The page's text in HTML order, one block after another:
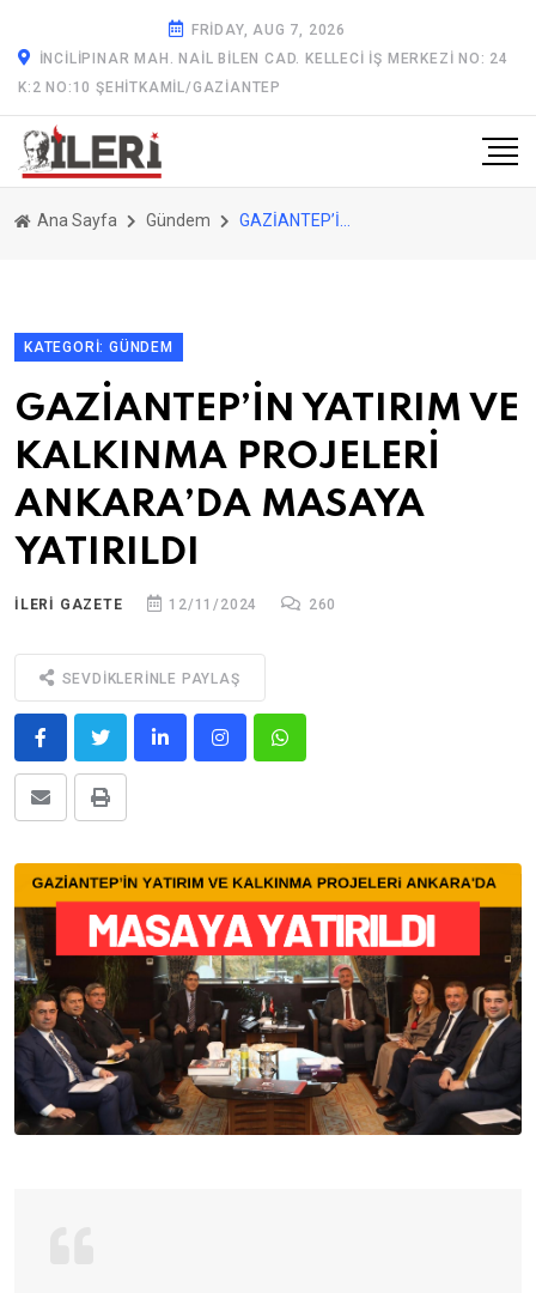
FRIDAY, AUG 7, 2026
İNCILIPINAR MAH. NAIL BILEN CAD. KELLECI İŞ MERKEZI NO: 24
K:2 NO:10 ŞEHITKAMIL/GAZİANTEP
Ana Sayfa Gündem
KATEGORI: GÜNDEM
GAZİANTEP’İN YATIRIM VE
KALKINMA PROJELERİ
ANKARA’DA MASAYA
YATIRILDI
ILERİ GAZETE 12/11/2024 260
SEVDIKLERINLE PAYLAŞ